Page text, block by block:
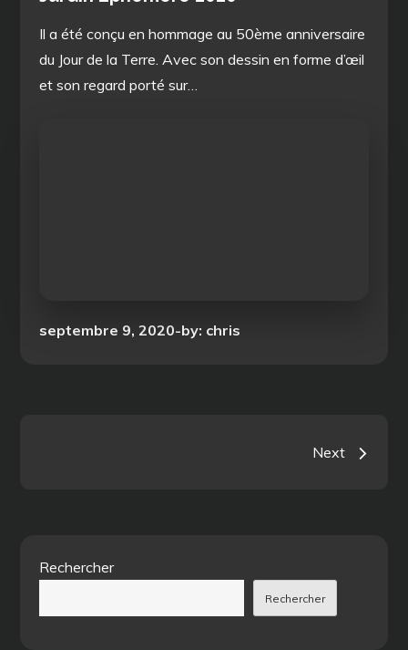
Il a été conçu en hommage au 50ème anniversaire
du Jour de la Terre. Avec son dessin en forme d’œil
et son regard porté sur…
Posted
septembre 9, 2020 by: chris
Next
Rechercher
Rechercher